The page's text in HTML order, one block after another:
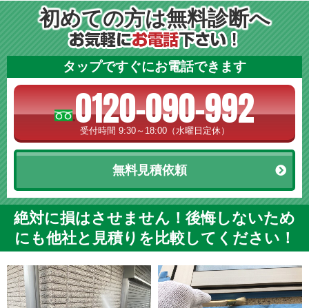
初めての方は無料診断へ
タップですぐにお電話できます
0120-090-992
受付時間 9:30～18:00（水曜日定休）
無料見積依頼
絶対に損はさせません！後悔しないため
にも他社と見積りを比較してください！